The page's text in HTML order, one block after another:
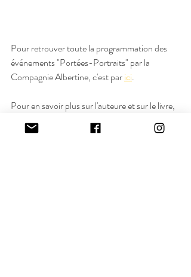
Pour retrouver toute la programmation des
événements "Portées-Portraits" par la
Compagnie Albertine, c'est par ici.
Pour en savoir plus sur l'auteure et sur le livre,
c'est par